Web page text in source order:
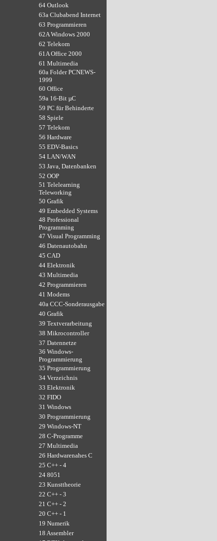
64 Outlook
63a Clubabend Internet
63 Programmieren
62A Windows 2000
62 Telekom
61A Office 2000
61 Multimedia
60a Folder PCNEWS-
1999
60 Office
59a 16-Bit µC
59 PC für Behinderte
58 Spiele
57 Telekom
56 Hardware
55 EDV-Basics
54 LAN/WAN
53 Java, Datenbanken
52 OOP
51 Telelearning
Teleworking
50 Grafik
49 Embedded Systems
48 Professional
Programming
47 Visual Programming
46 Datenautobahn
45 CAD
44 Elektronik
43 Multimedia
42 Programmieren
41 Modems
40a CCC-Sonderausgabe
40 Grafik
39 Textverarbeitung
38 Mikrocontroller
37 Datennetze
36 Windows-
Programmierung
35 Programmierung
34 Verzeichnis
33 Elektronik
32 FIDO
31 Windows
30 Programmierung
29 Windows-NT
28 C-Programme
27 Multimedia
26 Hardwarenahes C
25 C++ - 4
24 8051
23 Kunsttheorie
22 C++ - 3
21 C++ - 2
20 C++ - 1
19 Numerik
18 Assembler